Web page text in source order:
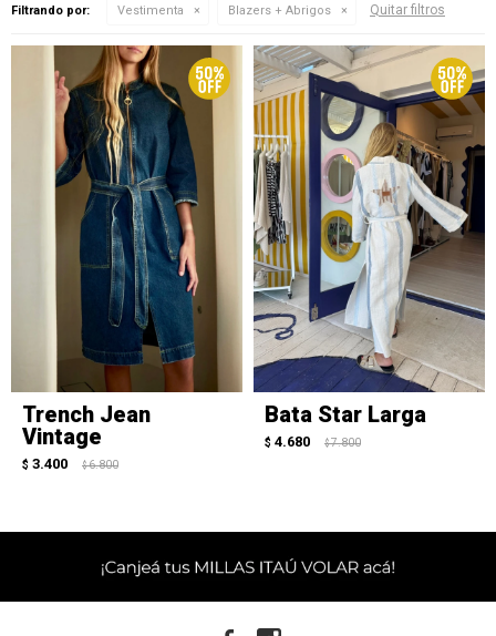
Filtrando por: Vestimenta Blazers + Abrigos Quitar filtros
Trench Jean
Vintage
$ 3.400 $ 6.800
Bata Star Larga
$ 4.680 $ 7.800